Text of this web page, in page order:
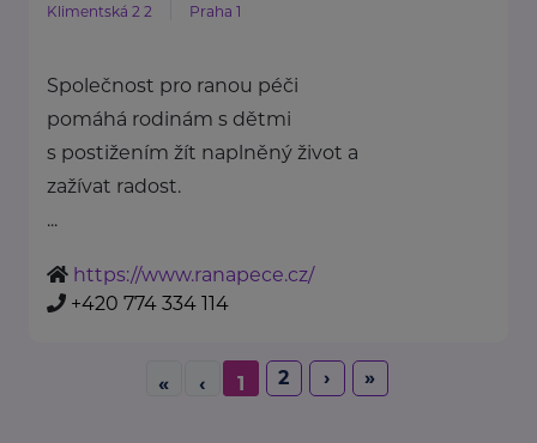
Klimentská 2 2 Praha 1
Společnost pro ranou péči
pomáhá rodinám s dětmi
s postižením žít naplněný život a
zažívat radost.
...
https://www.ranapece.cz/
+420 774 334 114
« ‹ 1 2 › »